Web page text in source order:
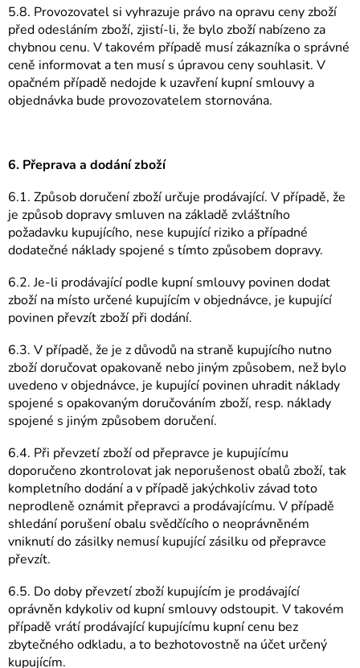
5.8. Provozovatel si vyhrazuje právo na opravu ceny zboží
před odesláním zboží, zjistí-li, že bylo zboží nabízeno za
chybnou cenu. V takovém případě musí zákazníka o správné
ceně informovat a ten musí s úpravou ceny souhlasit. V
opačném případě nedojde k uzavření kupní smlouvy a
objednávka bude provozovatelem stornována.
6. Přeprava a dodání zboží
6.1. Způsob doručení zboží určuje prodávající. V případě, že
je způsob dopravy smluven na základě zvláštního
požadavku kupujícího, nese kupující riziko a případné
dodatečné náklady spojené s tímto způsobem dopravy.
6.2. Je-li prodávající podle kupní smlouvy povinen dodat
zboží na místo určené kupujícím v objednávce, je kupující
povinen převzít zboží při dodání.
6.3. V případě, že je z důvodů na straně kupujícího nutno
zboží doručovat opakovaně nebo jiným způsobem, než bylo
uvedeno v objednávce, je kupující povinen uhradit náklady
spojené s opakovaným doručováním zboží, resp. náklady
spojené s jiným způsobem doručení.
6.4. Při převzetí zboží od přepravce je kupujícímu
doporučeno zkontrolovat jak neporušenost obalů zboží, tak
kompletního dodání a v případě jakýchkoliv závad toto
neprodleně oznámit přepravci a prodávajícímu. V případě
shledání porušení obalu svědčícího o neoprávněném
vniknutí do zásilky nemusí kupující zásilku od přepravce
převzít.
6.5. Do doby převzetí zboží kupujícím je prodávající
oprávněn kdykoliv od kupní smlouvy odstoupit. V takovém
případě vrátí prodávající kupujícímu kupní cenu bez
zbytečného odkladu, a to bezhotovostně na účet určený
kupujícím.